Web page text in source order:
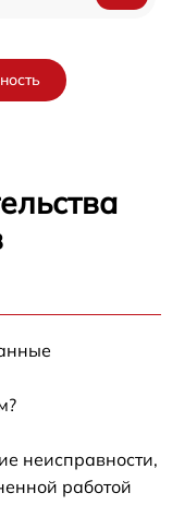
неисправности,
работой